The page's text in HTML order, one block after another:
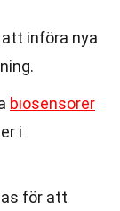
införa nya
biosensorer
i
för att